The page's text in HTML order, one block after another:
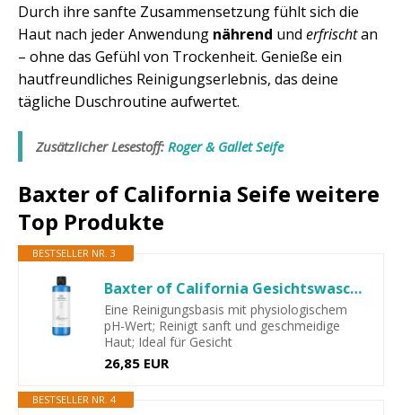
Durch ihre sanfte Zusammensetzung fühlt sich die
Haut nach jeder Anwendung nährend und erfrischtan
– ohne das Gefühl von Trockenheit. Genieße ein
hautfreundliches Reinigungserlebnis, das deine
tägliche Duschroutine aufwertet.
Zusätzlicher Lesestoff: Roger & Gallet Seife
Baxter of California Seife weitere
Top Produkte
BESTSELLER NR. 3
Baxter of California Gesichtswaschgel für die tägliche...
Eine Reinigungsbasis mit physiologischem
pH-Wert; Reinigt sanft und geschmeidige
Haut; Ideal für Gesicht
26,85 EUR
BESTSELLER NR. 4